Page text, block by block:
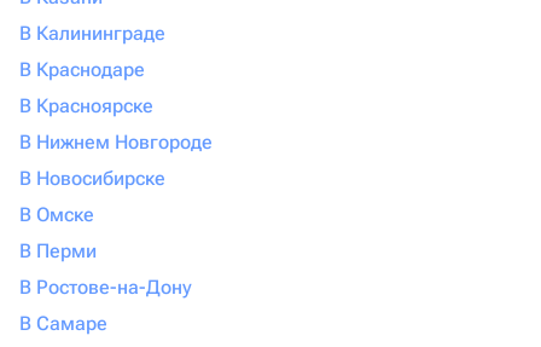
В Калининграде
В Краснодаре
В Красноярске
В Нижнем Новгороде
В Новосибирске
В Омске
В Перми
В Ростове-на-Дону
В Самаре